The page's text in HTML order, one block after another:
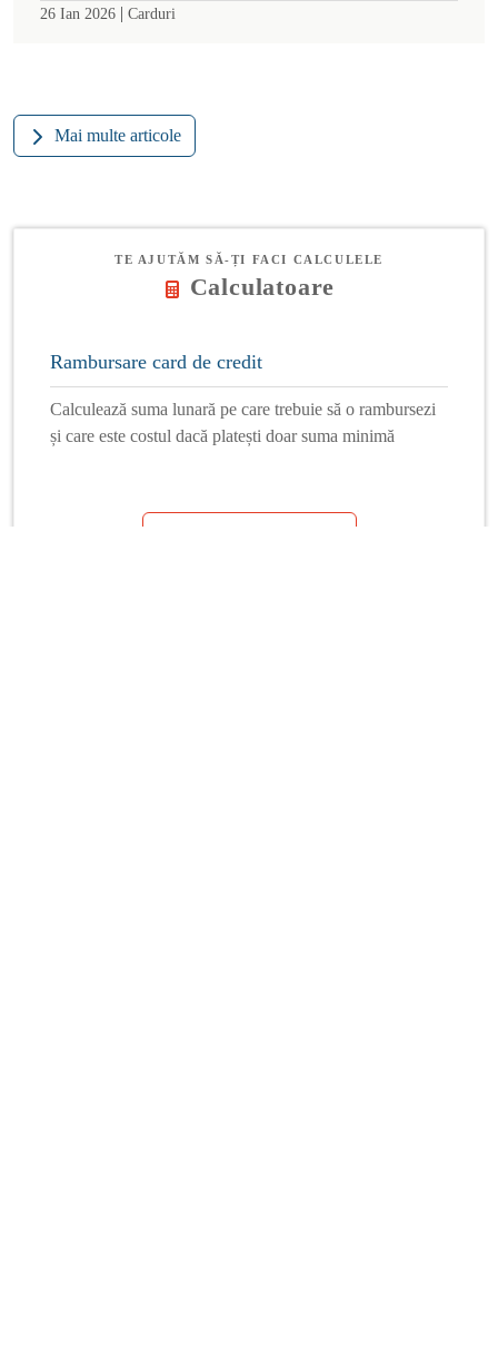
26 Ian 2026 | Carduri
Mai multe articole
TE AJUTĂM SĂ-ȚI FACI CALCULELE
Calculatoare
Rambursare card de credit
Calculează suma lunară pe care trebuie să o rambursezi
și care este costul dacă platești doar suma minimă